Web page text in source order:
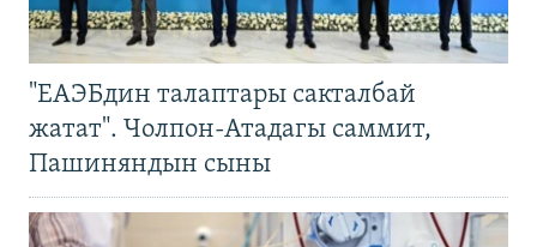
"ЕАЭБдин талаптары сакталбай
жатат". Чолпон-Атадагы саммит,
Пашиняндын сыны